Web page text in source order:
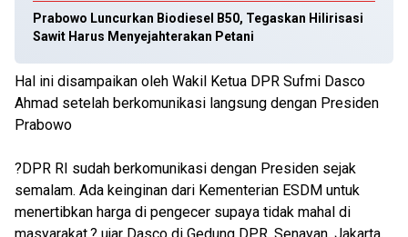
Prabowo Luncurkan Biodiesel B50, Tegaskan Hilirisasi
Sawit Harus Menyejahterakan Petani
Hal ini disampaikan oleh Wakil Ketua DPR Sufmi Dasco
Ahmad setelah berkomunikasi langsung dengan Presiden
Prabowo
?DPR RI sudah berkomunikasi dengan Presiden sejak
semalam. Ada keinginan dari Kementerian ESDM untuk
menertibkan harga di pengecer supaya tidak mahal di